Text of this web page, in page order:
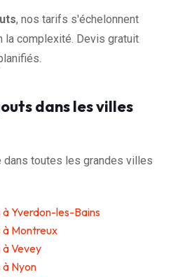
, nos tarifs s'échelonnent
la complexité. Devis gratuit
dans les villes
toutes les grandes villes
Yverdon-les-Bains
Montreux
Vevey
Nyon